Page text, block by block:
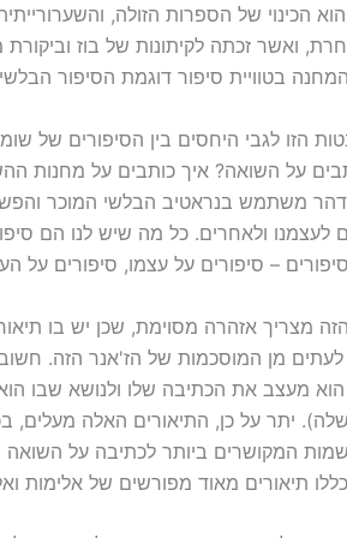
הכינוי של הספרות הזולה,
ואשר זכתה לקיתונות של בוז וביקורת
בטוויית סיפור דוגמת הסיפור
הזו לגבי היחסים בין הסיפורים של
על השואה? איך כותבים על מחנות
משתמש בנראטיב הבלשי המוכר
לעצמנו ולאחרים. כל מה שיש לנו הם
– סיפורים על עצמו, סיפורים על
מצריך אזהרה מסוימת, שכן יש בו
לעתים מן המוסכמות של הז'אנר הזה.
מעצב את הכתיבה שלו ולנושא שבו
שלה). יתר על כן, התיאורים האלה
המקושרים ביותר לכתיבה על השואה